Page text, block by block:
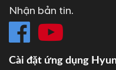
Nhận bản tin.
Cài đặt ứng dụng